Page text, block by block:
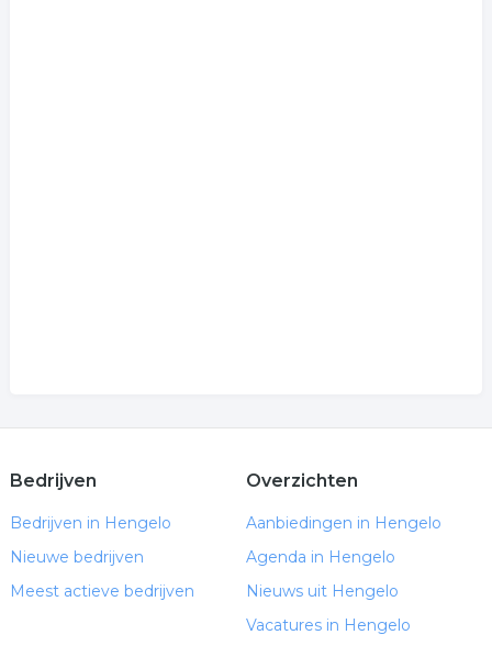
Bedrijven
Bedrijven in Hengelo
Nieuwe bedrijven
Meest actieve bedrijven
Overzichten
Aanbiedingen in Hengelo
Agenda in Hengelo
Nieuws uit Hengelo
Vacatures in Hengelo